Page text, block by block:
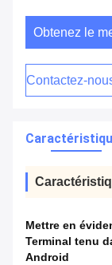
Obtenez le
Contactez-
Mettre en
Terminal tenu
Android